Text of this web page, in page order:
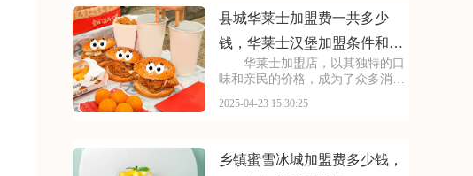
力量，传承和发扬中华茶
县城华莱士加盟费一共多少
钱，华莱士汉堡加盟条件和费
用分析
华莱士加盟店，以其独特的口
味和亲民的价格，成为了众多消费
就是选择了一个能够与消费者建立
店。本文将为你揭秘县
2025-04-23 15:30:25
乡镇蜜雪冰城加盟费多少钱，